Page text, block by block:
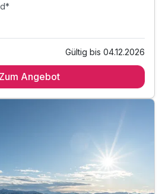
vom Buffet
& Ruheraum
Parkplatz vor dem Hotel
Gültig bis 04.12.2026
Zum Angebot